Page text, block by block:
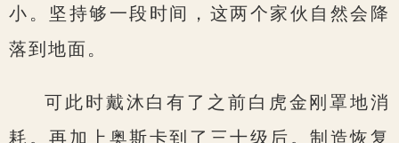
小。坚持够一段时间，这两个家伙自然会降
落到地面。
可此时戴沐白有了之前白虎金刚罩地消
耗。再加上奥斯卡到了三十级后。制造恢复